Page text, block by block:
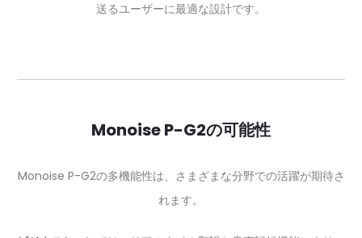
送るユーザーに最適な設計です。
Monoise P-G2の可能性
Monoise P-G2の多機能性は、さまざまな分野での活躍が期待さ
れます。